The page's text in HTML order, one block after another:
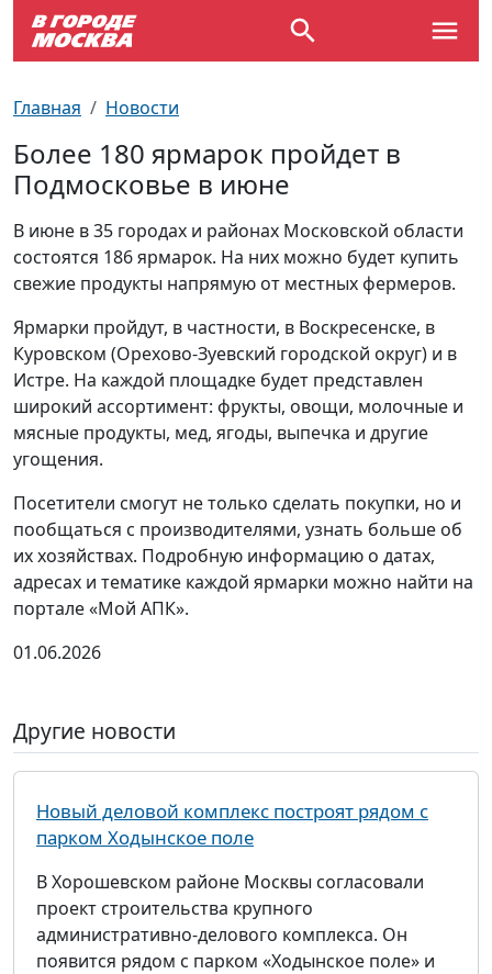
Главная Новости
Более 180 ярмарок пройдет в
Подмосковье в июне
В июне в 35 городах и районах Московской области
состоятся 186 ярмарок. На них можно будет купить
свежие продукты напрямую от местных фермеров.
Ярмарки пройдут, в частности, в Воскресенске, в
Куровском (Орехово-Зуевский городской округ) и в
Истре. На каждой площадке будет представлен
широкий ассортимент: фрукты, овощи, молочные и
мясные продукты, мед, ягоды, выпечка и другие
угощения.
Посетители смогут не только сделать покупки, но и
пообщаться с производителями, узнать больше об
их хозяйствах. Подробную информацию о датах,
адресах и тематике каждой ярмарки можно найти на
портале «Мой АПК».
01.06.2026
Другие новости
Новый деловой комплекс построят рядом с
парком Ходынское поле
В Хорошевском районе Москвы согласовали
проект строительства крупного
административно-делового комплекса. Он
появится рядом с парком «Ходынское поле» и
Детям
Концерты
Спорт
Экскурсии
ТV-программа
По профессиям
Возле метро
Новости
Перехватывающие парковки
Платные парковки закрытого типа
Специализированные стоянки
автотранспорта
Трамваи
Электрички
Схема метро
Карта Москвы
Улицы Москвы
Почтовые индексы